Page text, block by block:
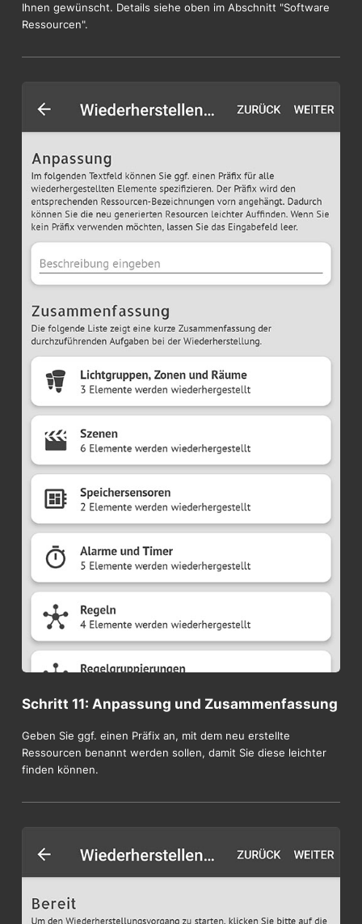
Ihnen gewünscht. Details siehe oben im Abschnitt "Software
Ressourcen".
Schritt 11: Anpassung und Zusammenfassung
Geben Sie ggf. einen Präfix an, mit dem neu erstellte
Ressourcen benannt werden sollen, damit Sie diese leichter
finden können.